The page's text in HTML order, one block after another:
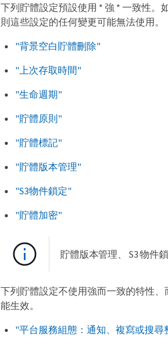
下列貯體設定預設使用 * 強 * 一致性。
則這些設定的任何變更可能無法使用。
"背景空白貯體刪除"
"上次存取時間"
"生命週期"
"貯體原則"
"貯體標記"
"貯體版本管理"
"S3物件鎖定"
"貯體加密"
貯體版本管理、 S3 物件
下列貯體設定不使用強而一致的特性
能生效。
"平台服務組態：通知、複寫或搜尋